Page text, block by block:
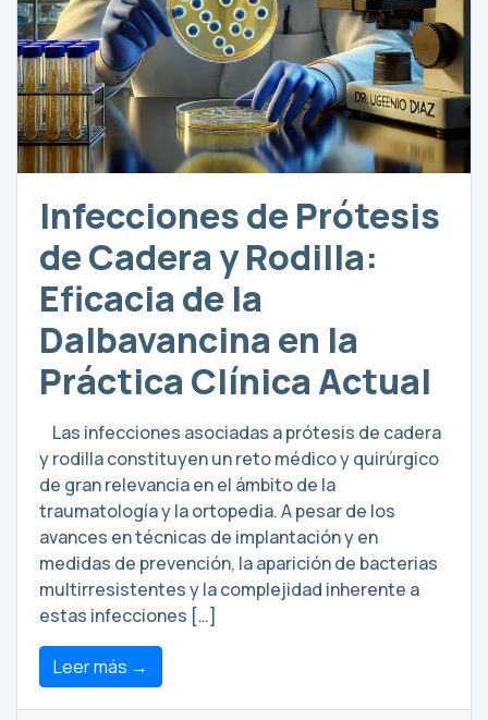
Infecciones de Prótesis
de Cadera y Rodilla:
Eficacia de la
Dalbavancina en la
Práctica Clínica Actual
Las infecciones asociadas a prótesis de cadera
y rodilla constituyen un reto médico y quirúrgico
de gran relevancia en el ámbito de la
traumatología y la ortopedia. A pesar de los
avances en técnicas de implantación y en
medidas de prevención, la aparición de bacterias
multirresistentes y la complejidad inherente a
estas infecciones […]
Leer más →